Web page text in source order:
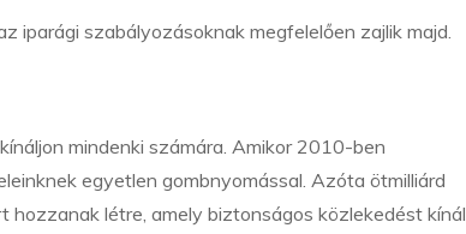
szabályozásoknak megfelelően zajlik majd.
mindenki számára. Amikor 2010-ben
egyetlen gombnyomással. Azóta ötmilliárd
létre, amely biztonságos közlekedést kínál